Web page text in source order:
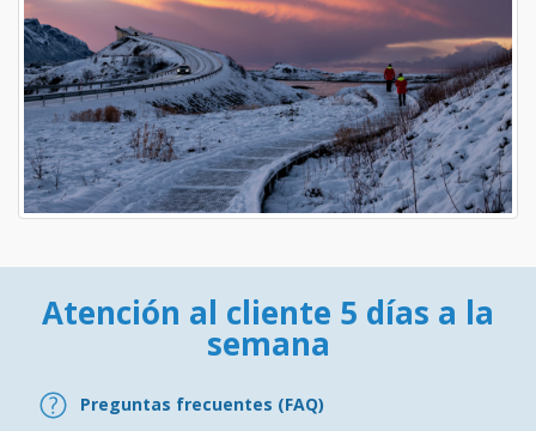
Atención al cliente 5 días a la
semana
Preguntas frecuentes (FAQ)